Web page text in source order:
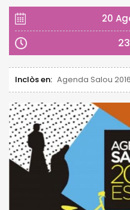
20
Inclòs en: Agenda Salou